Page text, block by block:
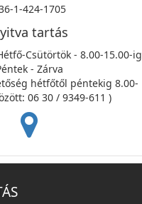
1-424-1705
tartás
Csütörtök - 8.00-15.00-ig
- Zárva
hétfőtől péntekig 8.00-
06 30 / 9349-611 )